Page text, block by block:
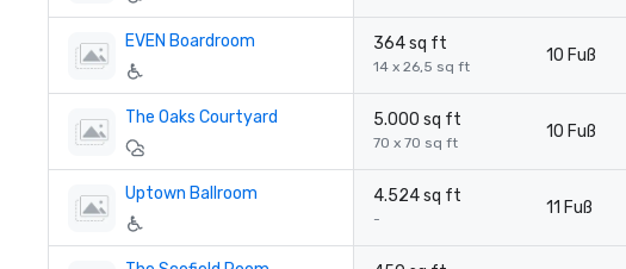
EVEN Boardroom 364 sq ft
14 x 26,5 sq ft
10 Fuß
The Oaks Courtyard 5.000 sq ft
70 x 70 sq ft
10 Fuß
Uptown Ballroom 4.524 sq ft
-
11 Fuß